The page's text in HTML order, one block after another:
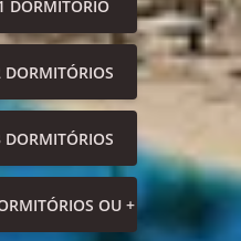
DORMITÓRIO
OU +